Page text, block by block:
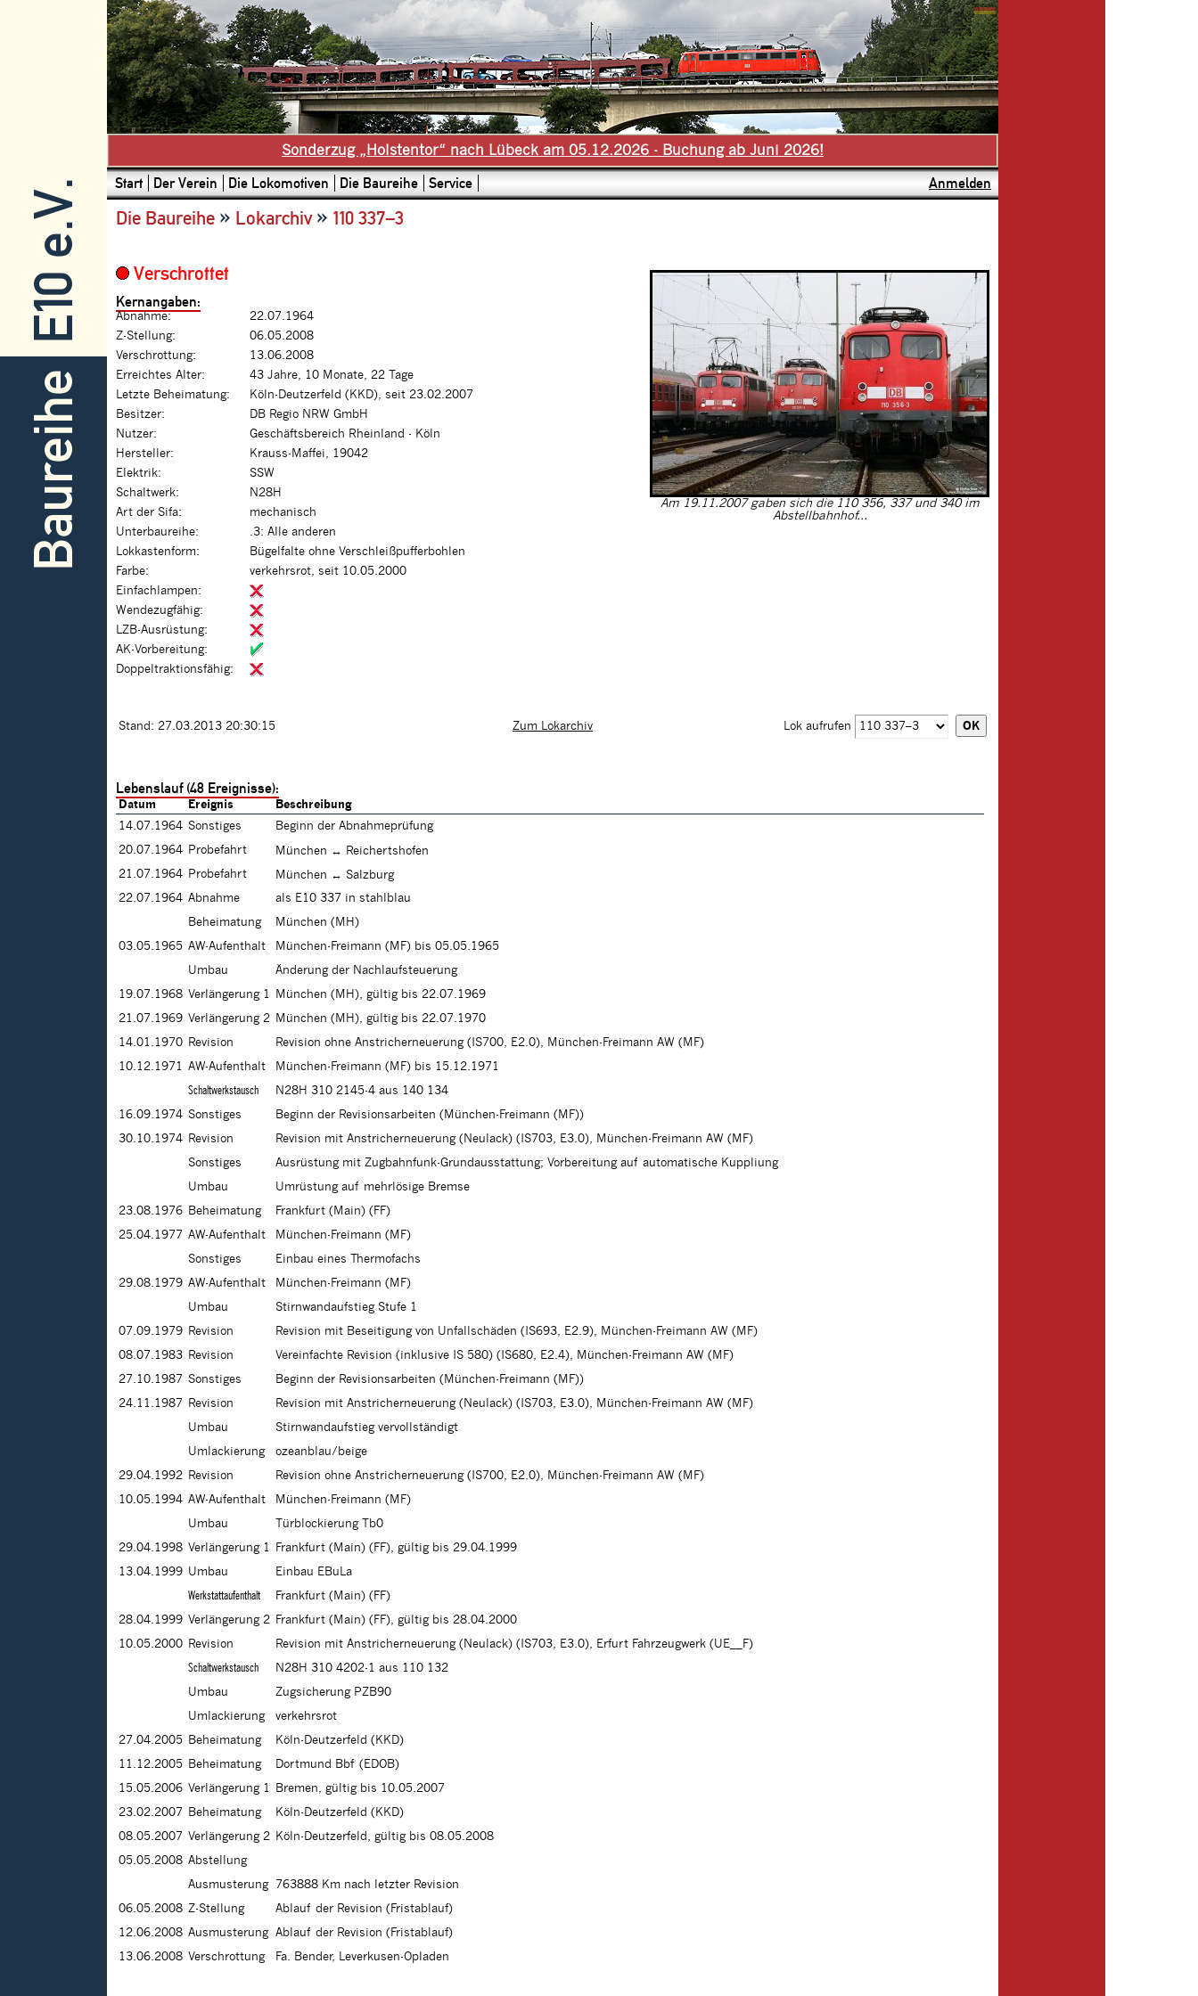
E10 e.V.
Baureihe
Sonderzug „Holstentor“ nach Lübeck am 05.12.2026 - Buchung ab Juni 2026!
Start Der Verein Die Lokomotiven Die Baureihe Service Anmelden
Die Baureihe » Lokarchiv» 110 337–3
Am 19.11.2007 gaben sich die 110 356, 337 und 340 im
Abstellbahnhof...
Verschrottet
Kernangaben:
Abnahme:
22.07.1964
Z-Stellung:
06.05.2008
Verschrottung:
13.06.2008
Erreichtes Alter:
43 Jahre, 10 Monate, 22 Tage
Letzte Beheimatung:
Köln-Deutzerfeld (KKD), seit 23.02.2007
Besitzer:
DB Regio NRW GmbH
Nutzer:
Geschäftsbereich Rheinland - Köln
Hersteller:
Krauss-Maffei, 19042
Elektrik:
SSW
Schaltwerk:
N28H
Art der Sifa:
mechanisch
Unterbaureihe:
.3: Alle anderen
Lokkastenform:
Bügelfalte ohne Verschleißpufferbohlen
Farbe:
verkehrsrot, seit 10.05.2000
Einfachlampen:
Wendezugfähig:
LZB-Ausrüstung:
AK-Vorbereitung:
Doppeltraktionsfähig:
Stand: 27.03.2013 20:30:15 Zum Lokarchiv Lok aufrufen
Lebenslauf (48 Ereignisse):
Datum Ereignis
Beschreibung
14.07.1964 Sonstiges
Beginn der Abnahmeprüfung
20.07.1964 Probefahrt
München ↔ Reichertshofen
21.07.1964 Probefahrt
München ↔ Salzburg
22.07.1964 Abnahme
als E10 337 in stahlblau
Beheimatung
München (MH)
03.05.1965 AW-Aufenthalt
München-Freimann (MF) bis 05.05.1965
Umbau
Änderung der Nachlaufsteuerung
19.07.1968 Verlängerung 1
München (MH), gültig bis 22.07.1969
21.07.1969 Verlängerung 2 München (MH), gültig bis 22.07.1970
14.01.1970 Revision
Revision ohne Anstricherneuerung (IS700, E2.0), München-Freimann AW (MF)
10.12.1971 AW-Aufenthalt
München-Freimann (MF) bis 15.12.1971
Schaltwerkstausch
N28H 310 2145-4 aus 140 134
16.09.1974 Sonstiges
Beginn der Revisionsarbeiten (München-Freimann (MF))
30.10.1974 Revision
Revision mit Anstricherneuerung (Neulack) (IS703, E3.0), München-Freimann AW (MF)
Sonstiges
Ausrüstung mit Zugbahnfunk-Grundausstattung; Vorbereitung auf automatische Kuppliung
Umbau
Umrüstung auf mehrlösige Bremse
23.08.1976 Beheimatung
Frankfurt (Main) (FF)
25.04.1977 AW-Aufenthalt
München-Freimann (MF)
Sonstiges
Einbau eines Thermofachs
29.08.1979 AW-Aufenthalt
München-Freimann (MF)
Umbau
Stirnwandaufstieg Stufe 1
07.09.1979 Revision
Revision mit Beseitigung von Unfallschäden (IS693, E2.9), München-Freimann AW (MF)
08.07.1983 Revision
Vereinfachte Revision (inklusive IS 580) (IS680, E2.4), München-Freimann AW (MF)
27.10.1987 Sonstiges
Beginn der Revisionsarbeiten (München-Freimann (MF))
24.11.1987
Revision
Revision mit Anstricherneuerung (Neulack) (IS703, E3.0), München-Freimann AW (MF)
Umbau
Stirnwandaufstieg vervollständigt
Umlackierung
ozeanblau/beige
29.04.1992 Revision
Revision ohne Anstricherneuerung (IS700, E2.0), München-Freimann AW (MF)
10.05.1994 AW-Aufenthalt
München-Freimann (MF)
Umbau
Türblockierung Tb0
29.04.1998 Verlängerung 1
Frankfurt (Main) (FF), gültig bis 29.04.1999
13.04.1999 Umbau
Einbau EBuLa
Werkstattaufenthalt
Frankfurt (Main) (FF)
28.04.1999 Verlängerung 2 Frankfurt (Main) (FF), gültig bis 28.04.2000
10.05.2000 Revision
Revision mit Anstricherneuerung (Neulack) (IS703, E3.0), Erfurt Fahrzeugwerk (UE__F)
Schaltwerkstausch
N28H 310 4202-1 aus 110 132
Umbau
Zugsicherung PZB90
Umlackierung
verkehrsrot
27.04.2005 Beheimatung
Köln-Deutzerfeld (KKD)
11.12.2005 Beheimatung
Dortmund Bbf (EDOB)
15.05.2006 Verlängerung 1
Bremen, gültig bis 10.05.2007
23.02.2007
Beheimatung
Köln-Deutzerfeld (KKD)
08.05.2007 Verlängerung 2 Köln-Deutzerfeld, gültig bis 08.05.2008
05.05.2008 Abstellung
Ausmusterung
763888 Km nach letzter Revision
06.05.2008 Z-Stellung
Ablauf der Revision (Fristablauf)
12.06.2008 Ausmusterung Ablauf der Revision (Fristablauf)
13.06.2008 Verschrottung Fa. Bender, Leverkusen-Opladen